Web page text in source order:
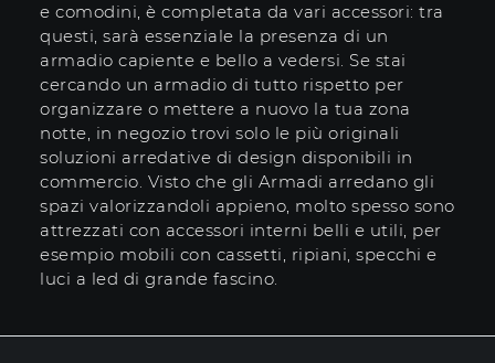
e comodini, è completata da vari accessori: tra
questi, sarà essenziale la presenza di un
armadio capiente e bello a vedersi. Se stai
cercando un armadio di tutto rispetto per
organizzare o mettere a nuovo la tua zona
notte, in negozio trovi solo le più originali
soluzioni arredative di design disponibili in
commercio. Visto che gli Armadi arredano gli
spazi valorizzandoli appieno, molto spesso sono
attrezzati con accessori interni belli e utili, per
esempio mobili con cassetti, ripiani, specchi e
luci a led di grande fascino.